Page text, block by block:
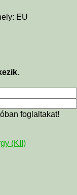
EU
foglaltakat!
(KII)